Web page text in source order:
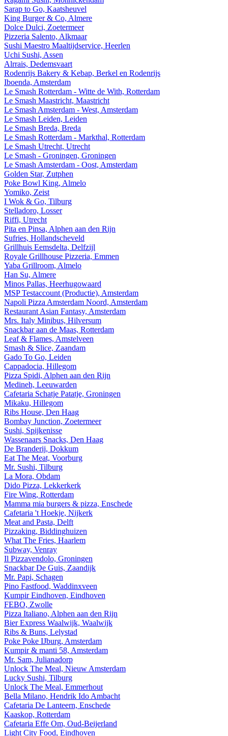
Sarap to Go, Kaatsheuvel
King Burger & Co, Almere
Dolce Dulci, Zoetermeer
Pizzeria Salento, Alkmaar
Sushi Maestro Maaltijdservice, Heerlen
Uchi Sushi, Assen
Alrrais, Dedemsvaart
Rodenrijs Bakery & Kebap, Berkel en Rodenrijs
Iboenda, Amsterdam
Le Smash Rotterdam - Witte de With, Rotterdam
Le Smash Maastricht, Maastricht
Le Smash Amsterdam - West, Amsterdam
Le Smash Leiden, Leiden
Le Smash Breda, Breda
Le Smash Rotterdam - Markthal, Rotterdam
Le Smash Utrecht, Utrecht
Le Smash - Groningen, Groningen
Le Smash Amsterdam - Oost, Amsterdam
Golden Star, Zutphen
Poke Bowl King, Almelo
Yomiko, Zeist
I Wok & Go, Tilburg
Stelladoro, Losser
Riffi, Utrecht
Pita en Pinsa, Alphen aan den Rijn
Sufries, Hollandscheveld
Grillhuis Eemsdelta, Delfzijl
Royale Grillhouse Pizzeria, Emmen
Yaba Grillroom, Almelo
Han Su, Almere
Minos Pallas, Heerhugowaard
MSP Testaccount (Productie), Amsterdam
Napoli Pizza Amsterdam Noord, Amsterdam
Restaurant Asian Fantasy, Amsterdam
Mrs. Italy Minibus, Hilversum
Snackbar aan de Maas, Rotterdam
Leaf & Flames, Amstelveen
Smash & Slice, Zaandam
Gado To Go, Leiden
Cappadocia, Hillegom
Pizza Spidi, Alphen aan den Rijn
Medineh, Leeuwarden
Cafetaria Schatje Patatje, Groningen
Mikaku, Hillegom
Ribs House, Den Haag
Bombay Junction, Zoetermeer
Sushi, Spijkenisse
Wassenaars Snacks, Den Haag
De Branderij, Dokkum
Eat The Meat, Voorburg
Mr. Sushi, Tilburg
La Mora, Obdam
Dido Pizza, Lekkerkerk
Fire Wing, Rotterdam
Mamma mia burgers & pizza, Enschede
Cafetaria 't Hoekje, Nijkerk
Meat and Pasta, Delft
Pizzaking, Biddinghuizen
What The Fries, Haarlem
Subway, Venray
Il Pizzavendolo, Groningen
Snackbar De Guis, Zaandijk
Mr. Papi, Schagen
Pino Fastfood, Waddinxveen
Kumpir Eindhoven, Eindhoven
FEBO, Zwolle
Pizza Italiano, Alphen aan den Rijn
Bier Express Waalwijk, Waalwijk
Ribs & Buns, Lelystad
Poke Poke IJburg, Amsterdam
Kumpir & manti 58, Amsterdam
Mr. Sam, Julianadorp
Unlock The Meal, Nieuw Amsterdam
Lucky Sushi, Tilburg
Unlock The Meal, Emmerhout
Bella Milano, Hendrik Ido Ambacht
Cafetaria De Lanteern, Enschede
Kaaskop, Rotterdam
Cafetaria Effe Om, Oud-Beijerland
Light City Food, Eindhoven